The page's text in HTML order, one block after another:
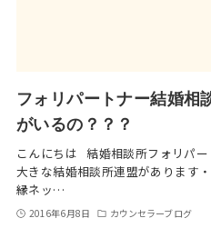
フォリパートナー結婚相
がいるの？？？
こんにちは 結婚相談所フォリパ
大きな結婚相談所連盟があります
縁ネッ…
2016年6月8日 カウンセラーブログ